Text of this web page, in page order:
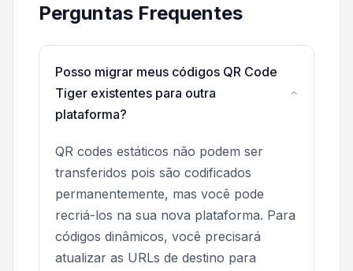
Perguntas Frequentes
Posso migrar meus códigos QR Code
Tiger existentes para outra
plataforma?
QR codes estáticos não podem ser
transferidos pois são codificados
permanentemente, mas você pode
recriá-los na sua nova plataforma. Para
códigos dinâmicos, você precisará
atualizar as URLs de destino para